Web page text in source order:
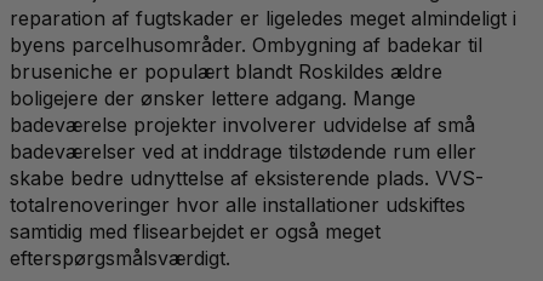
reparation af fugtskader er ligeledes meget almindeligt i
byens parcelhusområder. Ombygning af badekar til
bruseniche er populært blandt Roskildes ældre
boligejere der ønsker lettere adgang. Mange
badeværelse projekter involverer udvidelse af små
badeværelser ved at inddrage tilstødende rum eller
skabe bedre udnyttelse af eksisterende plads. VVS-
totalrenoveringer hvor alle installationer udskiftes
samtidig med flisearbejdet er også meget
efterspørgsmålsværdigt.